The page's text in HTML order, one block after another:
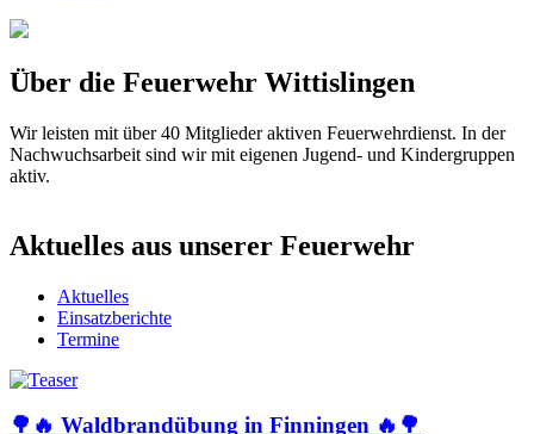
Über die Feuerwehr Wittislingen
Wir leisten mit über 40 Mitglieder aktiven Feuerwehrdienst. In der
Nachwuchsarbeit sind wir mit eigenen Jugend- und Kindergruppen
aktiv.
Aktuelles aus unserer Feuerwehr
Aktuelles
Einsatzberichte
Termine
🌳🔥 Waldbrandübung in Finningen 🔥🌳